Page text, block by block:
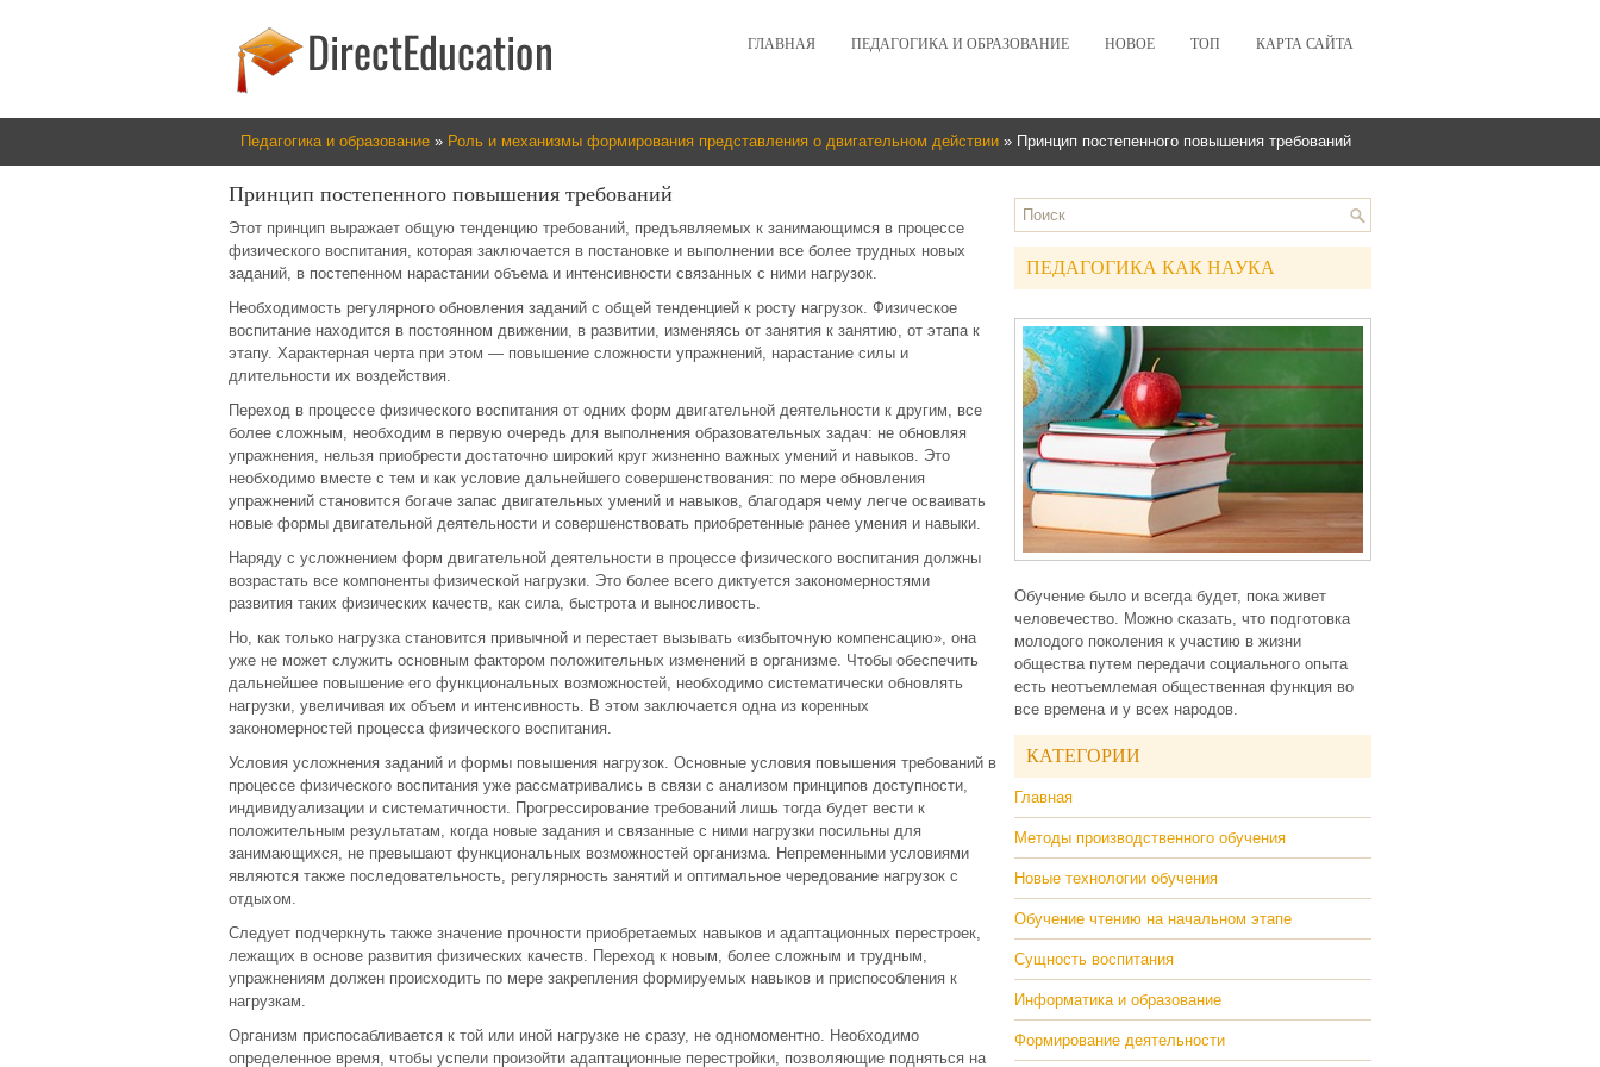
ГЛАВНАЯ ПЕДАГОГИКА И ОБРАЗОВАНИЕ НОВОЕ ТОП КАРТА САЙТА
Педагогика и образование » Роль и механизмы формирования представления о двигательном действии » Принцип постепенного повышения требований
Принцип постепенного повышения требований
Этот принцип выражает общую тенденцию требований, предъявляемых к занимающимся в процессе
физического воспитания, которая заключается в постановке и выполнении все более трудных новых
заданий, в постепенном нарастании объема и интенсивности связанных с ними нагрузок.
Необходимость регулярного обновления заданий с общей тенденцией к росту нагрузок. Физическое
воспитание находится в постоянном движении, в развитии, изменяясь от занятия к занятию, от этапа к
этапу. Характерная черта при этом — повышение сложности упражнений, нарастание силы и
длительности их воздействия.
Переход в процессе физического воспитания от одних форм двигательной деятельности к другим, все
более сложным, необходим в первую очередь для выполнения образовательных задач: не обновляя
упражнения, нельзя приобрести достаточно широкий круг жизненно важных умений и навыков. Это
необходимо вместе с тем и как условие дальнейшего совершенствования: по мере обновления
упражнений становится богаче запас двигательных умений и навыков, благодаря чему легче осваивать
новые формы двигательной деятельности и совершенствовать приобретенные ранее умения и навыки.
Наряду с усложнением форм двигательной деятельности в процессе физического воспитания должны
возрастать все компоненты физической нагрузки. Это более всего диктуется закономерностями
развития таких физических качеств, как сила, быстрота и выносливость.
Но, как только нагрузка становится привычной и перестает вызывать «избыточную компенсацию», она
уже не может служить основным фактором положительных изменений в организме. Чтобы обеспечить
дальнейшее повышение его функциональных возможностей, необходимо систематически обновлять
нагрузки, увеличивая их объем и интенсивность. В этом заключается одна из коренных
закономерностей процесса физического воспитания.
Условия усложнения заданий и формы повышения нагрузок. Основные условия повышения требований в
процессе физического воспитания уже рассматривались в связи с анализом принципов доступности,
индивидуализации и систематичности. Прогрессирование требований лишь тогда будет вести к
положительным результатам, когда новые задания и связанные с ними нагрузки посильны для
занимающихся, не превышают функциональных возможностей организма. Непременными условиями
являются также последовательность, регулярность занятий и оптимальное чередование нагрузок с
отдыхом.
Следует подчеркнуть также значение прочности приобретаемых навыков и адаптационных перестроек,
лежащих в основе развития физических качеств. Переход к новым, более сложным и трудным,
упражнениям должен происходить по мере закрепления формируемых навыков и приспособления к
нагрузкам.
Организм приспосабливается к той или иной нагрузке не сразу, не одномоментно. Необходимо
определенное время, чтобы успели произойти адаптационные перестройки, позволяющие подняться на
ПЕДАГОГИКА КАК НАУКА
Обучение было и всегда будет, пока живет
человечество. Можно сказать, что подготовка
молодого поколения к участию в жизни
общества путем передачи социального опыта
есть неотъемлемая общественная функция во
все времена и у всех народов.
КАТЕГОРИИ
Главная
Методы производственного обучения
Новые технологии обучения
Обучение чтению на начальном этапе
Сущность воспитания
Информатика и образование
Формирование деятельности